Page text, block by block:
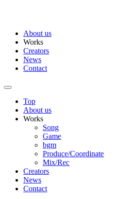
About us
Works
Creators
News
Contact
Top
About us
Works
Song
Game
bgm
Produce/Coordinate
Mix/Rec
Creators
News
Contact